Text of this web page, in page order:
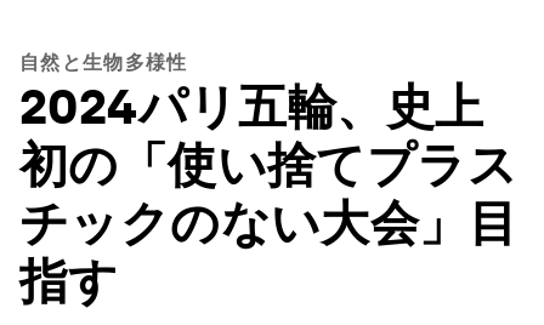
自然と生物多様性
2024パリ五輪、史上
初の「使い捨てプラス
チックのない大会」目
指す